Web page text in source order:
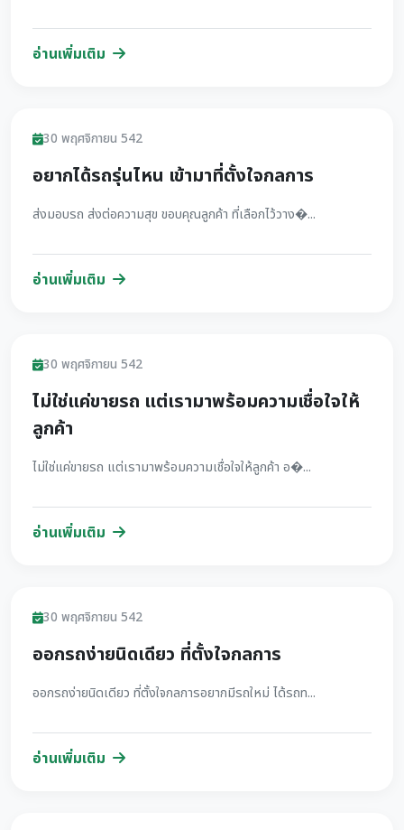
อ่านเพิ่มเติม
รีวิว
30 พฤศจิกายน 542
อยากได้รถรุ่นไหน เข้ามาที่ตั้งใจกลการ
ส่งมอบรถ ส่งต่อความสุข ขอบคุณลูกค้า ที่เลือกไว้วาง�...
อ่านเพิ่มเติม
รีวิว
30 พฤศจิกายน 542
ไม่ใช่แค่ขายรถ แต่เรามาพร้อมความเชื่อใจให้
ลูกค้า
ไม่ใช่แค่ขายรถ แต่เรามาพร้อมความเชื่อใจให้ลูกค้า อ�...
อ่านเพิ่มเติม
รีวิว
30 พฤศจิกายน 542
ออกรถง่ายนิดเดียว ที่ตั้งใจกลการ
ออกรถง่ายนิดเดียว ที่ตั้งใจกลการอยากมีรถใหม่ ได้รถท...
อ่านเพิ่มเติม